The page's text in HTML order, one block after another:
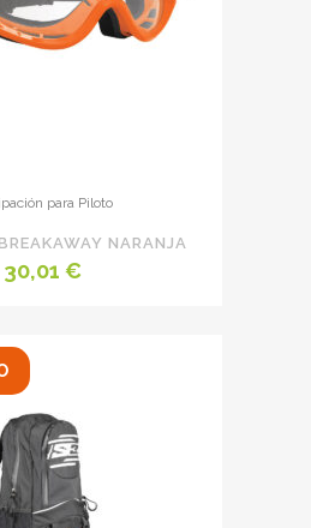
para Piloto
NARANJA
30,01 €